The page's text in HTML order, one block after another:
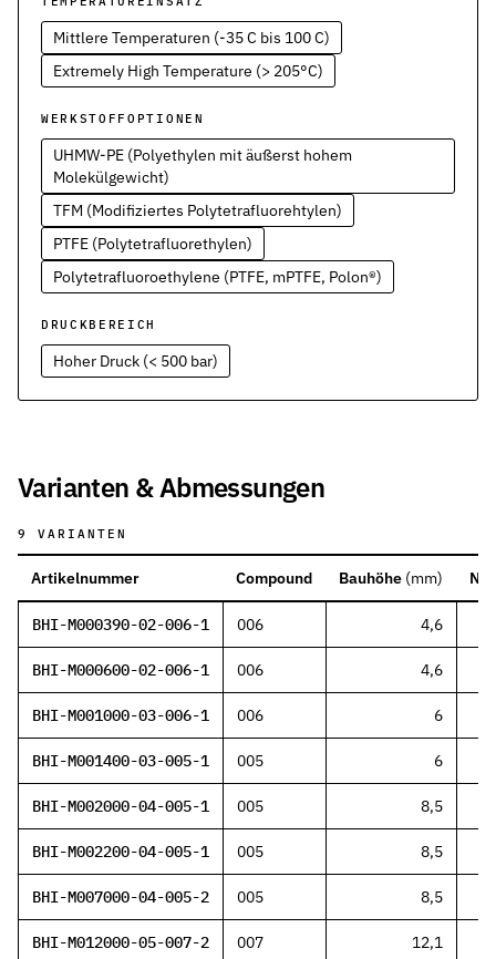
Werkstoffe
Werkstoffe in der Dichtungstechnik – Grundlagen, Eigenschaften
Normen & Zertifizierungen
Richtlinien & Zulassungen
REACH, RoHS, PFAS, FDA, LkSG und weitere Richtlinien für
Mittlere Temperaturen (-35 C bis 100 C)
Extremely High Temperature (> 205°C)
WERKSTOFFOPTIONEN
UHMW-PE (Polyethylen mit äußerst hohem
Molekülgewicht)
TFM (Modifiziertes Polytetrafluorehtylen)
PTFE (Polytetrafluorethylen)
Polytetrafluoroethylene (PTFE, mPTFE, Polon®)
DRUCKBEREICH
Hoher Druck (< 500 bar)
Varianten & Abmessungen
9 VARIANTEN
Artikelnummer Compound Bauhöhe (mm)
BHI-M000390-02-006-1 006 4,6
BHI-M000600-02-006-1 006 4,6
BHI-M001000-03-006-1 006 6
BHI-M001400-03-005-1 005 6
BHI-M002000-04-005-1 005 8,5
BHI-M002200-04-005-1 005 8,5
BHI-M007000-04-005-2 005 8,5
BHI-M012000-05-007-2 007 12,1